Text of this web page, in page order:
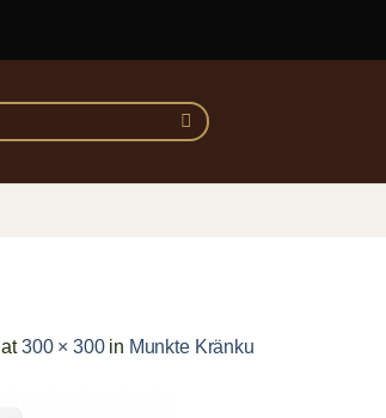
at300 × 300in Munkte Kränku